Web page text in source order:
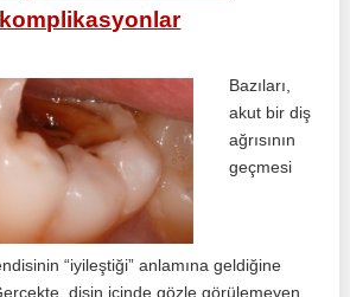
komplikasyonlar
Bazıları,
akut bir diş
ağrısının
geçmesi
“iyileştiği” anlamına geldiğine
dişin içinde gözle görülemeyen